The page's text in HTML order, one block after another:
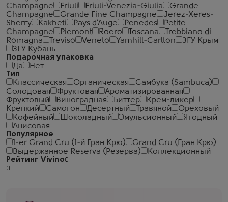
Champagne
Friuli Friuli-Venezia-Giulia
Grande
Champagne
Grande Fine Champagne
Jerez-Xeres-
Sherry
Kakheti Pays d'Auge Penedes
Petite
Champagne
Piemont Roero Toscana
Trebbiano di
Romagna
Treviso Veneto Yamhill-Carlton
ЗГУ Крым
ЗГУ Кубань
Подарочная упаковка
Да
Нет
Тип
Классическая
Органическая
Самбука (Sambuca)
Солодовая
Фруктовая
Ароматизированная
Фруктовый
Виноградная Биттер
Крем-ликёр
Крепкий
Самогон Десертный Травяной
Ореховый
Кофейный
Шоколадный Эмульсионный
Ягодный
Анисовая
Популярное
1-er Grand Cru (1-й Гран Крю)
Grand Cru (Гран Крю)
Выдержанное Reserva (Резерва)
Коллекционный
Рейтинг Vivino